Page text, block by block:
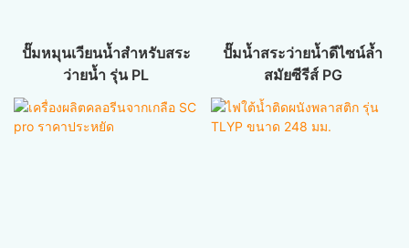
ปั๊มหมุนเวียนน้ำสำหรับสระ
ว่ายน้ำ รุ่น PL
ปั๊มน้ำสระว่ายน้ำดีไซน์ล้ำ
สมัยซีรีส์ PG